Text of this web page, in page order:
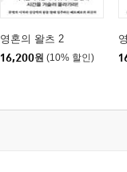
영혼의 왈츠 2
16,200원 (10% 할인)